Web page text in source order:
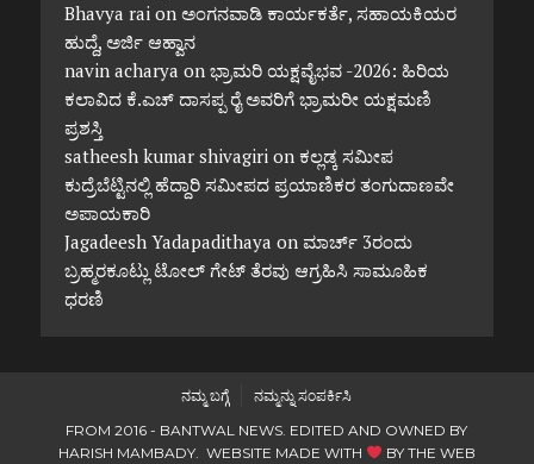
Bhavya raion ಅಂಗನವಾಡಿ ಕಾರ್ಯಕರ್ತೆ, ಸಹಾಯಕಿಯರ
ಹುದ್ದೆ, ಅರ್ಜಿ ಆಹ್ವಾನ
navin acharya on ಭ್ರಾಮರಿ ಯಕ್ಷವೈಭವ -2026: ಹಿರಿಯ
ಕಲಾವಿದ ಕೆ.ಎಚ್ ದಾಸಪ್ಪ ರೈ ಅವರಿಗೆ ಭ್ರಾಮರೀ ಯಕ್ಷಮಣಿ
ಪ್ರಶಸ್ತಿ
satheesh kumar shivagirion ಕಲ್ಲಡ್ಕ ಸಮೀಪ
ಕುದ್ರೆಬೆಟ್ಟಿನಲ್ಲಿ ಹೆದ್ದಾರಿ ಸಮೀಪದ ಪ್ರಯಾಣಿಕರ ತಂಗುದಾಣವೇ
ಅಪಾಯಕಾರಿ
Jagadeesh Yadapadithaya on ಮಾರ್ಚ್ 3ರಂದು
ಬ್ರಹ್ಮರಕೂಟ್ಲು ಟೋಲ್ ಗೇಟ್ ತೆರವು ಆಗ್ರಹಿಸಿ ಸಾಮೂಹಿಕ
ಧರಣಿ
ನಮ್ಮ ಬಗ್ಗೆ
ನಮ್ಮನ್ನು ಸಂಪರ್ಕಿಸಿ
FROM 2016 - BANTWAL NEWS. EDITED AND OWNED BY
HARISH MAMBADY. WEBSITE MADE WITH
BY THE WEB